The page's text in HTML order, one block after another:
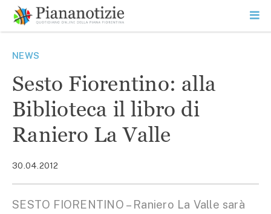
contenuto
SEARCH
NEWS
Sesto Fiorentino: alla
Biblioteca il libro di
Raniero La Valle
30.04.2012
SESTO FIORENTINO – Raniero La Valle sarà